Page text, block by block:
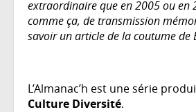
extraordinaire que en 2005 ou en
comme ça, de transmission
savoir un article de la coutume de
L’Almanac’h est une série
Culture Diversité.